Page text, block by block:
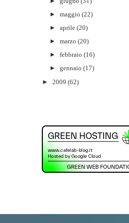
►maggio (22)
►aprile (20)
►marzo (20)
►febbraio (16)
►gennaio (17)
► 2009 (62)